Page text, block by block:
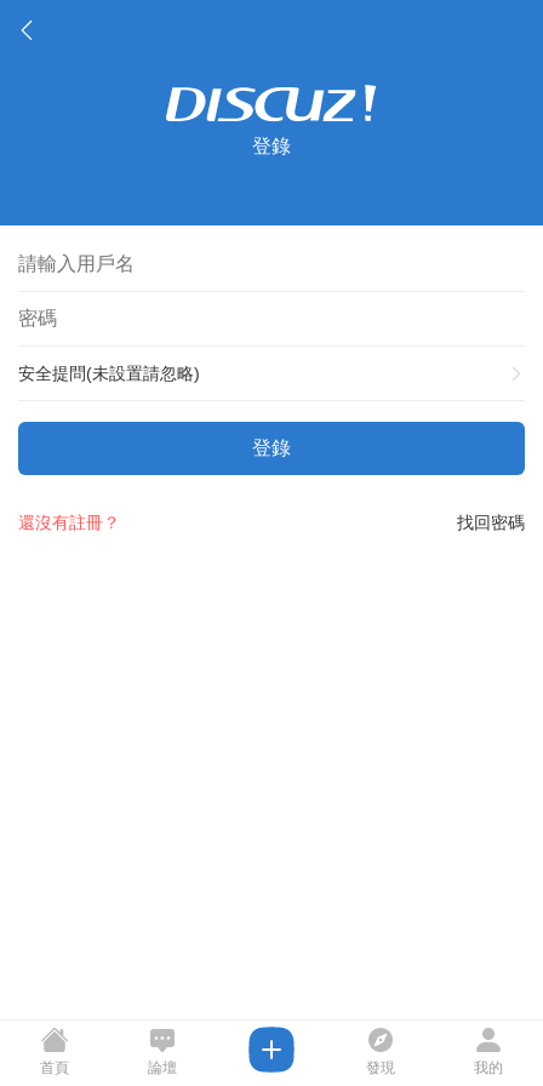
登錄
安全提問(未設置請忽略)
登錄
找回密碼
還沒有註冊？
首頁 論壇 發現 我的